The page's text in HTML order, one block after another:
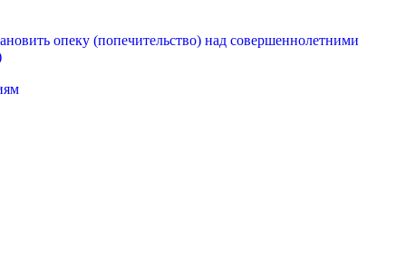
опеку (попечительство) над совершеннолетними